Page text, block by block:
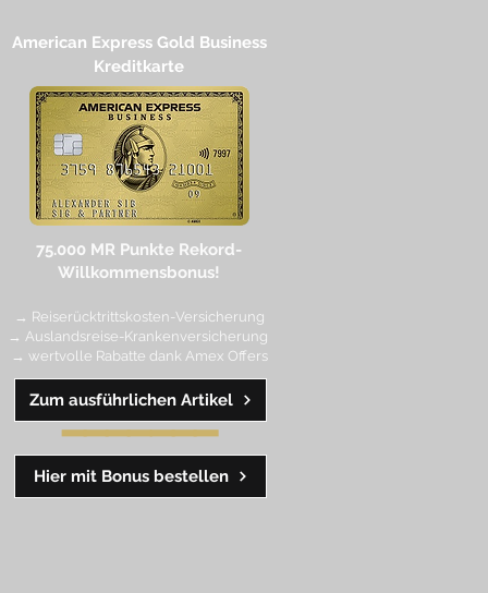
Hier mit Bonus bestellen
Zum ausführlichen Artikel
American Express Gold Business
Kreditkarte​
75.000 MR Punkte Rekord-
Willkommensbonus!
→ Reiserücktrittskosten-Versicherung
→ Auslandsreise-Krankenversicherung
→ wertvolle Rabatte dank Amex Offers
━━━━━━━